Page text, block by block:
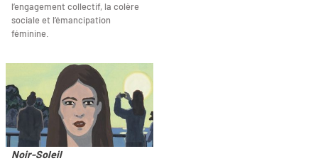
l’engagement collectif, la colère
sociale et l’émancipation
féminine.
Noir-Soleil